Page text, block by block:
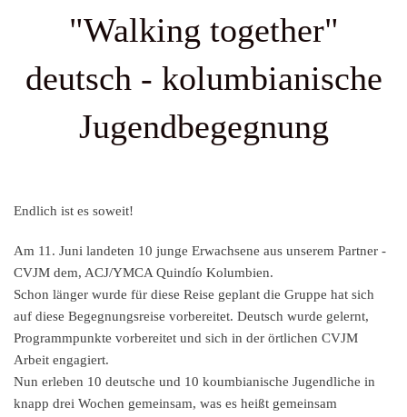
"Walking together"
deutsch - kolumbianische
Jugendbegegnung
Endlich ist es soweit!
Am 11. Juni landeten 10 junge Erwachsene aus unserem Partner -
CVJM dem, ACJ/YMCA Quindío Kolumbien.
Schon länger wurde für diese Reise geplant die Gruppe hat sich
auf diese Begegnungsreise vorbereitet. Deutsch wurde gelernt,
Programmpunkte vorbereitet und sich in der örtlichen CVJM
Arbeit engagiert.
Nun erleben 10 deutsche und 10 koumbianische Jugendliche in
knapp drei Wochen gemeinsam, was es heißt gemeinsam